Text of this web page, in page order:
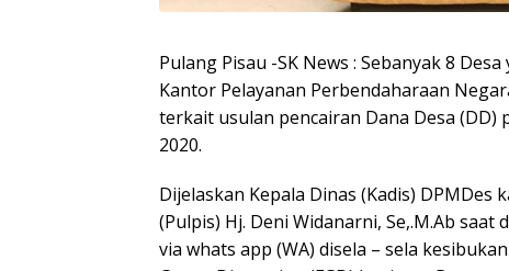
Pulang Pisau -SK News : Sebanyak 8
Kantor Pelayanan Perbendaharaan
terkait usulan pencairan Dana Desa (DD)
2020.
Dijelaskan Kepala Dinas (Kadis) DPMDes
(Pulpis) Hj. Deni Widanarni, Se,.M.Ab
via whats app (WA) disela – sela